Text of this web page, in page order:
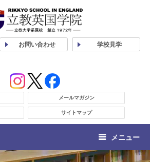
お問い合わせ 学校見学
メールマガジン
サイトマップ
メニュー